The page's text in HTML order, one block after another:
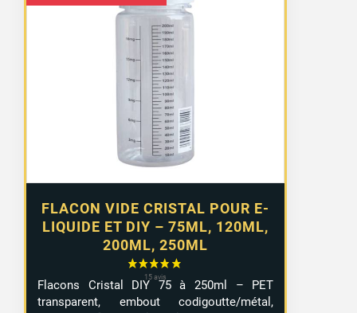
FLACON VIDE CRISTAL POUR E-
LIQUIDE ET DIY – 75ML, 120ML,
200ML, 250ML
de
prix :
2,99 €
à
4,99 €
Flacons Cristal DIY 75 à 250ml – PET
transparent, embout codigoutte/métal,